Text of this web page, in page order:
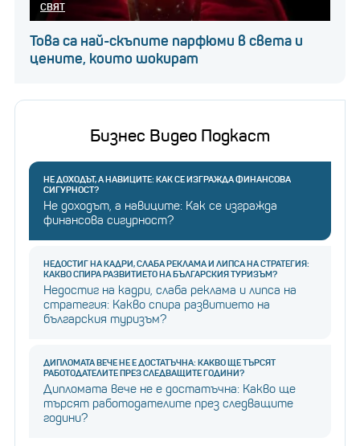
СВЯТ
Това са най-скъпите парфюми в света и
цените, които шокират
Бизнес Видео Подкаст
НЕ ДОХОДЪТ, А НАВИЦИТЕ: КАК СЕ ИЗГРАЖДА ФИНАНСОВА
СИГУРНОСТ?
Не доходът, а навиците: Как се изгражда
финансова сигурност?
НЕДОСТИГ НА КАДРИ, СЛАБА РЕКЛАМА И ЛИПСА НА СТРАТЕГИЯ:
КАКВО СПИРА РАЗВИТИЕТО НА БЪЛГАРСКИЯ ТУРИЗЪМ?
Недостиг на кадри, слаба реклама и липса на
стратегия: Какво спира развитието на
българския туризъм?
ДИПЛОМАТА ВЕЧЕ НЕ Е ДОСТАТЪЧНА: КАКВО ЩЕ ТЪРСЯТ
РАБОТОДАТЕЛИТЕ ПРЕЗ СЛЕДВАЩИТЕ ГОДИНИ?
Дипломата вече не е достатъчна: Какво ще
търсят работодателите през следващите
години?